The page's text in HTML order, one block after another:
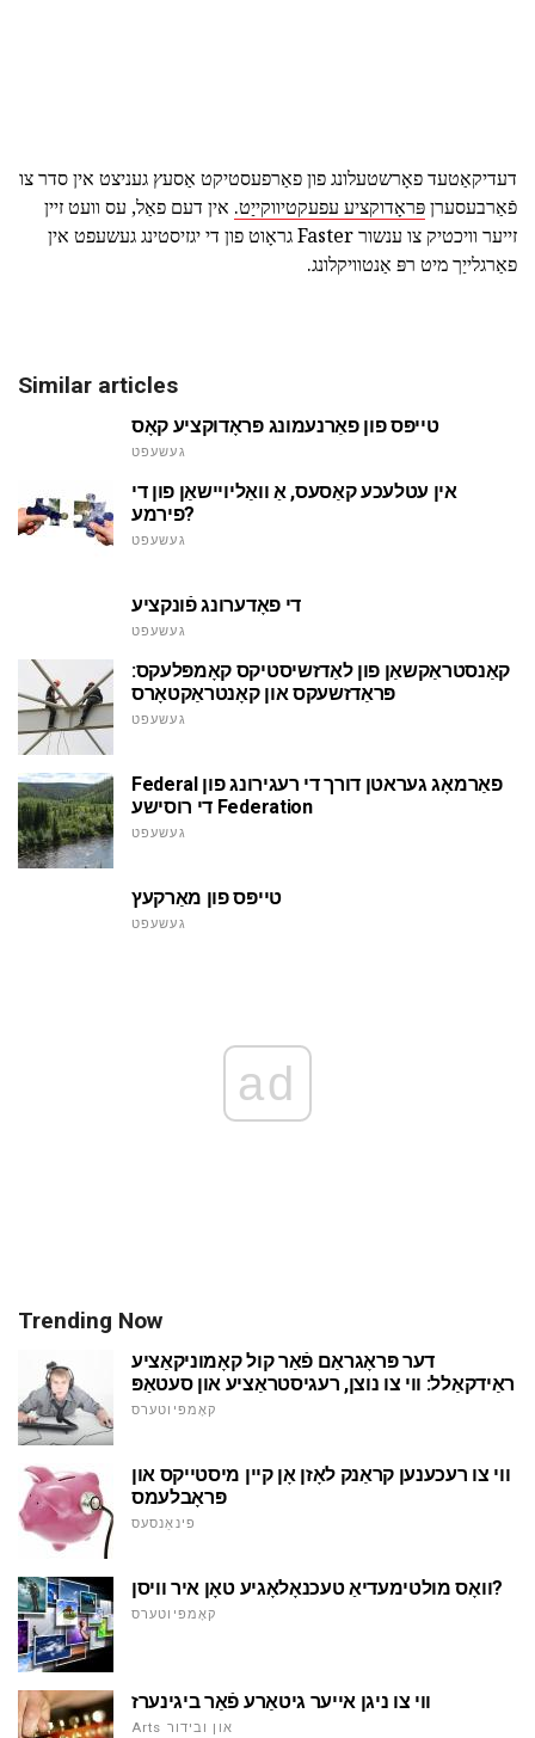
דעדיקאַטעד פאָרשטעלונג פון פאַרפעסטיקט אַסעץ געניצט אין סדר צו
פֿאַרבעסערןפּראָדוקציע עפעקטיווקייַט. אין דעם פאַל, עס וועט זיין
זייער וויכטיק צו ענשור Faster גראָוט פון די יגזיסטינג געשעפט אין
פאַרגלייַך מיט רפּ אַנטוויקלונג.
Similar articles
טייפּס פון פאַרנעמונג פּראָדוקציע קאָס
געשעפט
אין עטלעכע קאַסעס, אַ וואַליויישאַן פון די
פירמע?
געשעפט
די פאָדערונג פֿונקציע
געשעפט
קאַנסטראַקשאַן פון לאַדזשיסטיקס קאָמפּלעקס:
פּראַדזשעקס און קאָנטראַקטאָרס
געשעפט
Federal פאַרמאָג געראטן דורך די רעגירונג פון
די רוסישע Federation
געשעפט
טייפּס פון מאַרקעץ
געשעפט
ad
Trending Now
דער פּראָגראַם פֿאַר קול קאָמוניקאַציע
ראַידקאַלל: ווי צו נוצן, רעגיסטראַציע און סעטאַפּ
קאָמפּיוטערס
ווי צו רעכענען קראַנק לאָזן אָן קיין מיסטייקס און
פּראָבלעמס
פינאַנסעס
וואָס מולטימעדיאַ טעכנאָלאָגיע טאָן איר וויסן?
קאָמפּיוטערס
ווי צו ניגן אייער גיטאַרע פֿאַר ביגינערז
Arts און ובידור